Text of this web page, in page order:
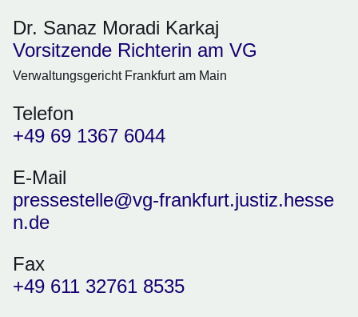
Dr. Sanaz Moradi Karkaj
Vorsitzende Richterin am VG
Verwaltungsgericht Frankfurt am Main
Telefon
+49 69 1367 6044
E-Mail
pressestelle@vg-frankfurt.justiz.hesse
n.de
Fax
+49 611 32761 8535